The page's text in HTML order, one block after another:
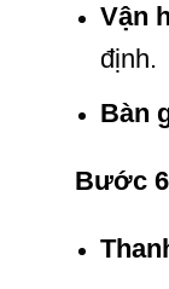
Vận
định.
Bàn
Bước